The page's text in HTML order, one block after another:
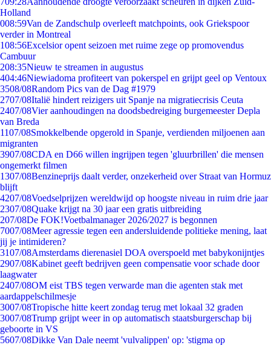
Holland
008:59Van de Zandschulp overleeft matchpoints, ook Griekspoor
verder in Montreal
108:56Excelsior opent seizoen met ruime zege op promovendus
Cambuur
208:35Nieuw te streamen in augustus
404:46Niewiadoma profiteert van pokerspel en grijpt geel op Ventoux
3508/08Random Pics van de Dag #1979
2707/08Italië hindert reizigers uit Spanje na migratiecrisis Ceuta
2407/08Vier aanhoudingen na doodsbedreiging burgemeester Depla
van Breda
1107/08Smokkelbende opgerold in Spanje, verdienden miljoenen aan
migranten
3907/08CDA en D66 willen ingrijpen tegen 'gluurbrillen' die mensen
ongemerkt filmen
1307/08Benzineprijs daalt verder, onzekerheid over Straat van Hormuz
blijft
4207/08Voedselprijzen wereldwijd op hoogste niveau in ruim drie jaar
2307/08Quake krijgt na 30 jaar een gratis uitbreiding
207/08De FOK!Voetbalmanager 2026/2027 is begonnen
7007/08Meer agressie tegen een andersluidende politieke mening, laat
jij je intimideren?
3107/08Amsterdams dierenasiel DOA overspoeld met babykonijntjes
2907/08Kabinet geeft bedrijven geen compensatie voor schade door
laagwater
2407/08OM eist TBS tegen verwarde man die agenten stak met
aardappelschilmesje
3007/08Tropische hitte keert zondag terug met lokaal 32 graden
3007/08Trump grijpt weer in op automatisch staatsburgerschap bij
geboorte in VS
5607/08Dikke Van Dale neemt 'vulvalippen' op: 'stigma op